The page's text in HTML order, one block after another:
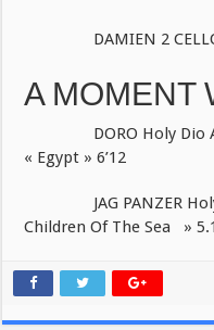
DAMIEN 2 CELLOS
A MOMENT
DORO Holy Dio A
« Egypt » 6’12
JAG PANZER Holy
Children Of The Sea »